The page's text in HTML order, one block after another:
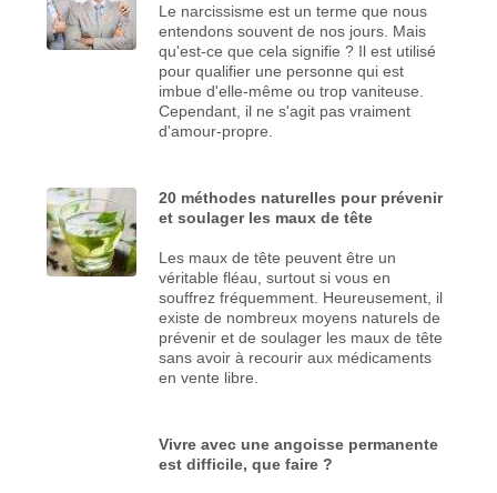
Le narcissisme est un terme que nous
entendons souvent de nos jours. Mais
qu'est-ce que cela signifie ? Il est utilisé
pour qualifier une personne qui est
imbue d'elle-même ou trop vaniteuse.
Cependant, il ne s'agit pas vraiment
d'amour-propre.
20 méthodes naturelles pour prévenir
et soulager les maux de tête
Les maux de tête peuvent être un
véritable fléau, surtout si vous en
souffrez fréquemment. Heureusement, il
existe de nombreux moyens naturels de
prévenir et de soulager les maux de tête
sans avoir à recourir aux médicaments
en vente libre.
Vivre avec une angoisse permanente
est difficile, que faire ?